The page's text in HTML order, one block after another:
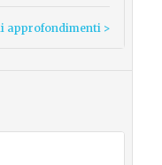
approfondimenti >